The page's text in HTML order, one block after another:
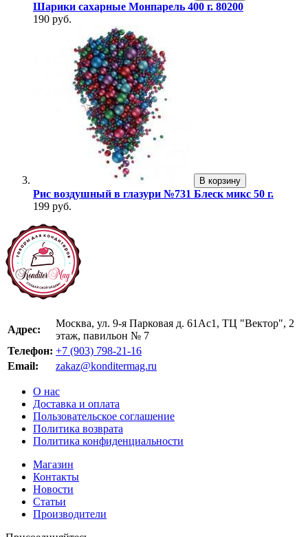
Шарики сахарные Монпарель 400 г. 80200
190 руб.
В корзину
Рис воздушный в глазури №731 Блеск микс 50 г.
199 руб.
Адрес:
Москва, ул. 9-я Парковая д. 61Ас1, ТЦ "Вектор", 2
этаж, павильон № 7
Телефон: +7 (903) 798-21-16
Email:
zakaz@konditermag.ru
О нас
Доставка и оплата
Пользовательское соглашение
Политика возврата
Политика конфиденциальности
Магазин
Контакты
Новости
Статьи
Производители